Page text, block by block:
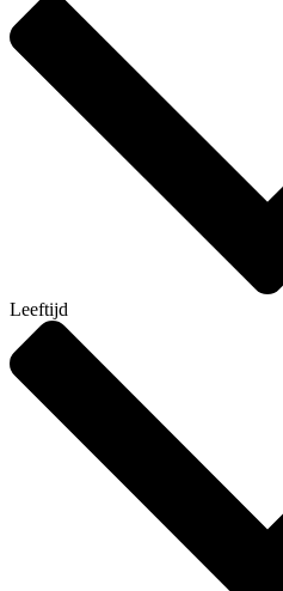
Leeftijd